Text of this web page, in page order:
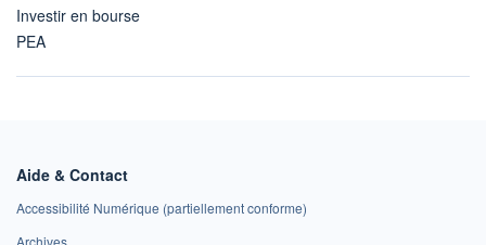
Investir en bourse
PEA
Aide & Contact
Accessibilité Numérique (partiellement conforme)
Archives